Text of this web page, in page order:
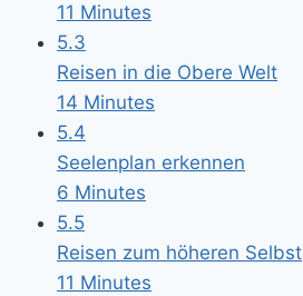
11 Minutes
5.3
Reisen in die Obere Welt
14 Minutes
5.4
Seelenplan erkennen
6 Minutes
5.5
Reisen zum höheren Selbst
11 Minutes